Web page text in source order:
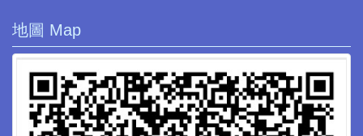
地圖 Map